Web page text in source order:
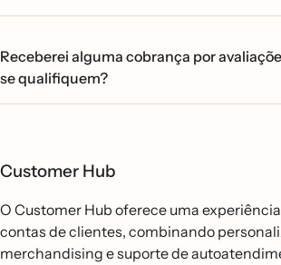
Receberei alguma cobrança por
se qualifiquem?
Customer Hub
O Customer Hub oferece uma
contas de clientes, combinando
merchandising e suporte de